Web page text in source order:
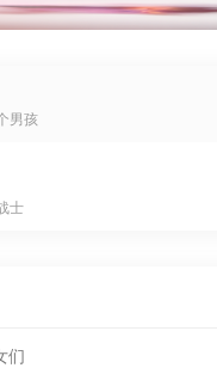
男孩
士
们